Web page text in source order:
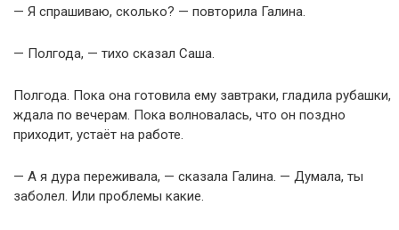
— Я спрашиваю, сколько? — повторила Галина.
— Полгода, — тихо сказал Саша.
Полгода. Пока она готовила ему завтраки, гладила рубашки,
ждала по вечерам. Пока волновалась, что он поздно
приходит, устаёт на работе.
— А я дура переживала, — сказала Галина. — Думала, ты
заболел. Или проблемы какие.